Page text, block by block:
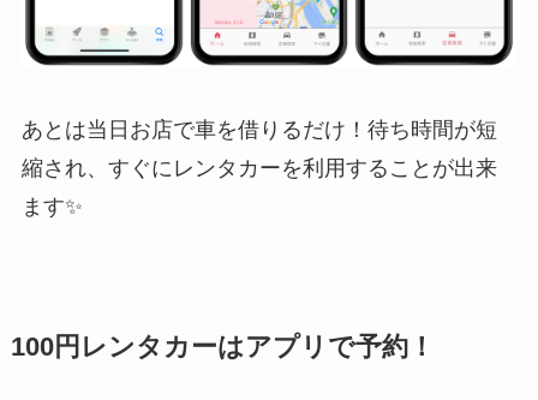
あとは当日お店で車を借りるだけ！待ち時間が短
縮され、すぐにレンタカーを利用することが出来
ます✨
100円レンタカーはアプリで予約！